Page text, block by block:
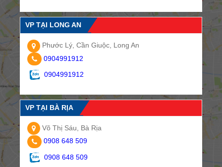
VP TẠI LONG AN
Phước Lý, Cần Giuộc, Long An
0904991912
0904991912
VP TẠI BÀ RỊA
Võ Thị Sáu, Bà Rịa
0908 648 509
0908 648 509